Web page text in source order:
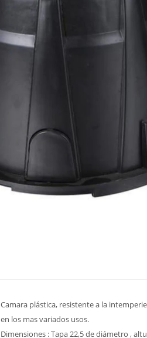
Camara plástica, resistente a la
en los mas variados usos.
Dimensiones : Tapa 22,5 de diámetro ,